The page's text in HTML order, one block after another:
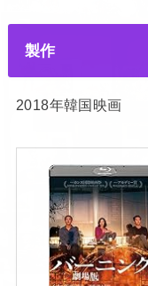
製作
2018年韓国映画